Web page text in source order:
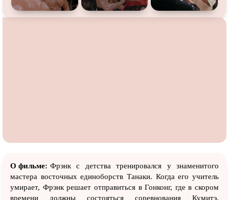
О фильме: Фрэнк с детства тренировался у знаменитого
мастера восточных единоборств Танаки. Когда его учитель
умирает, Фрэнк решает отправиться в Гонконг, где в скором
времени должны состояться соревнования Кумитэ,